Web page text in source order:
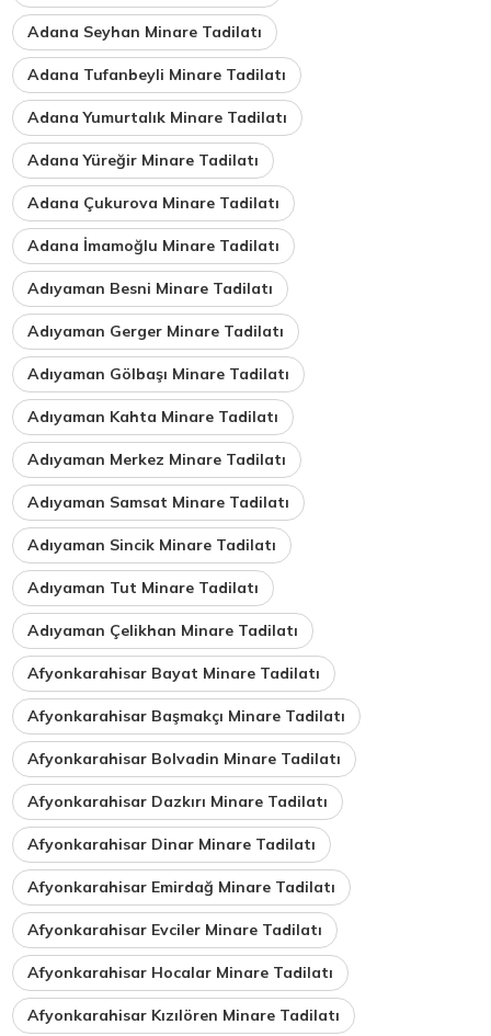
Adana Seyhan Minare Tadilatı
Adana Tufanbeyli Minare Tadilatı
Adana Yumurtalık Minare Tadilatı
Adana Yüreğir Minare Tadilatı
Adana Çukurova Minare Tadilatı
Adana İmamoğlu Minare Tadilatı
Adıyaman Besni Minare Tadilatı
Adıyaman Gerger Minare Tadilatı
Adıyaman Gölbaşı Minare Tadilatı
Adıyaman Kahta Minare Tadilatı
Adıyaman Merkez Minare Tadilatı
Adıyaman Samsat Minare Tadilatı
Adıyaman Sincik Minare Tadilatı
Adıyaman Tut Minare Tadilatı
Adıyaman Çelikhan Minare Tadilatı
Afyonkarahisar Bayat Minare Tadilatı
Afyonkarahisar Başmakçı Minare Tadilatı
Afyonkarahisar Bolvadin Minare Tadilatı
Afyonkarahisar Dazkırı Minare Tadilatı
Afyonkarahisar Dinar Minare Tadilatı
Afyonkarahisar Emirdağ Minare Tadilatı
Afyonkarahisar Evciler Minare Tadilatı
Afyonkarahisar Hocalar Minare Tadilatı
Afyonkarahisar Kızılören Minare Tadilatı